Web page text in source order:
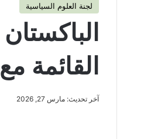
لجنة العلوم السياسية
القائمة
آخر تحديث: مارس 27, 2026